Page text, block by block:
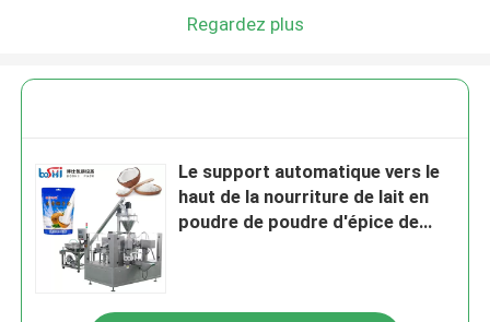
Regardez plus
Le support automatique vers le
haut de la nourriture de lait en
poudre de poudre d'épice de